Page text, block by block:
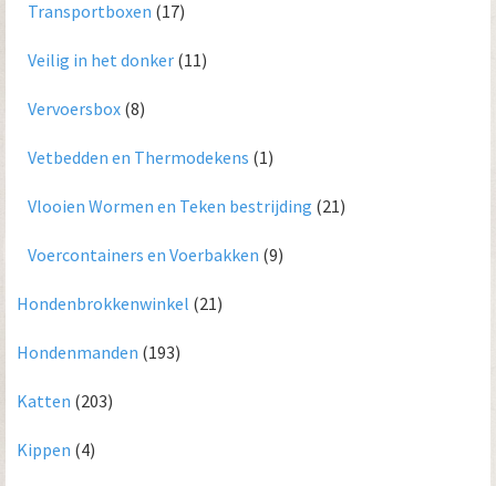
Transportboxen (17)
Veilig in het donker (11)
Vervoersbox (8)
Vetbedden en Thermodekens (1)
Vlooien Wormen en Teken bestrijding (21)
Voercontainers en Voerbakken (9)
Hondenbrokkenwinkel (21)
Hondenmanden (193)
Katten (203)
Kippen (4)